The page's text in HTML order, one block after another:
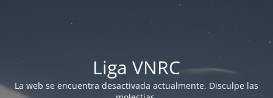
Liga VNRC
La web se encuentra desactivada actualmente. Disculpe las